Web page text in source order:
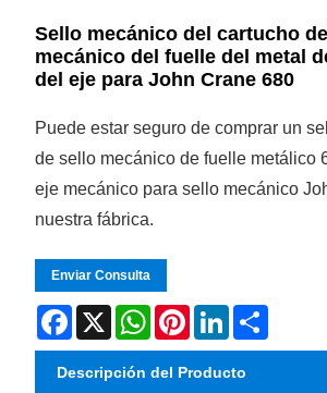
Sello mecánico del cartucho
mecánico del fuelle del metal
del eje para John Crane 680
Puede estar seguro de comprar un
de sello mecánico de fuelle metálico
eje mecánico para sello mecánico
nuestra fábrica.
Enviar Consulta
Facebook
X WhatsAppPinterestLinkedIn
Descripción del Producto